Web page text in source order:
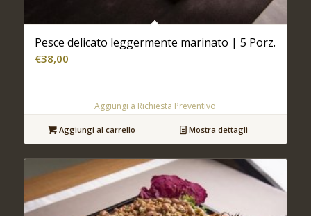
Pesce delicato leggermente marinato | 5 Porz.
€38,00
Aggiungi a Richiesta Preventivo
Aggiungi al carrello Mostra dettagli